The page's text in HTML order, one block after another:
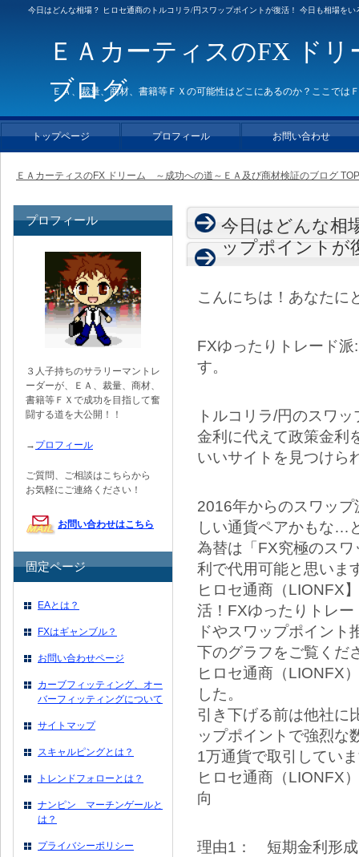
今日はどんな相場？ ヒロセ通商のトルコリラ/円スワップポイントが復活！ 今日も相場
今日はどんな相
ップポイントが
こんにちは！あなたに
FXゆったりトレード
す。
トルコリラ/円のスワ
金利に代えて政策金利
いいサイトを見つけら
2016年からのスワッ
しい通貨ペアかもな…
為替は「FX究極のス
利で代用可能と思いま
ヒロセ通商（LIONFX
活！FXゆったりトレ
ドやスワップポイント
下のグラフをご覧くだ
ヒロセ通商（LIONFX
した。
引き下げる前は他社に
ップポイントで強烈な
1万通貨で取引してい
ヒロセ通商（LIONFX
向
理由1： 短期金利形成
プロフィール
３人子持ちのサラリーマントレ
ーダーが、ＥＡ、裁量、商材、
書籍等ＦＸで成功を目指して奮
闘する道を大公開！！
→ プロフィール
ご質問、ご相談はこちらから
お気軽にご連絡ください！
お問い合わせはこちら
固定ページ
EAとは？
FXはギャンブル？
お問い合わせページ
カーブフィッティング、オー
バーフィッティングについて
サイトマップ
スキャルピングとは？
トレンドフォローとは？
ナンピン マーチンゲールと
は？
プライバシーポリシー
ＥＡカーティスのFX ドリーム ～成功への道～ＥＡ及び商材検証のブログ TOP
ＥＡカーティスのFX ド
ブログ
ＥＡ、裁量、商材、書籍等ＦＸの可能性はどこにあるのか？ここで
トップページ プロフィール お問い合わせ